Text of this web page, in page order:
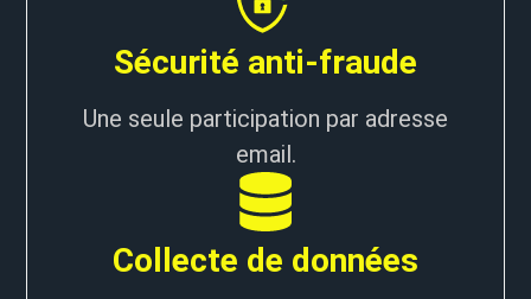
Sécurité anti-fraude
Une seule participation par adresse
email.
Collecte de données